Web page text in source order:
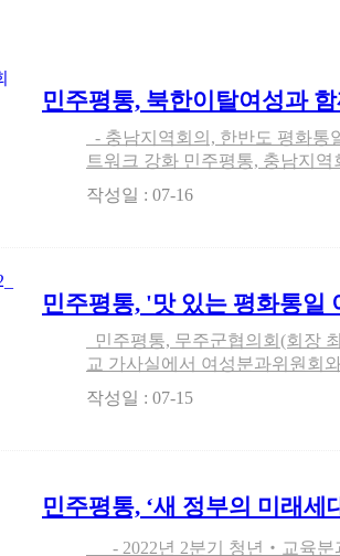
민주평통, 북한이탈여성과
마당」개최
트워크 강화 민주평통, 충남지
(위원장 이화선)는 6월 22일 오
성위원, 북한이탈주민, 지역주
작성일 : 07-16
민주평통, '맛 있는 평화통일
민주평통, 무주군협의회(회장
교 가사실에서 여성분과위원회
대상으로 북한음식 강연과 북
기'를 개최했다. 김숙자 여성
작성일 : 07-15
민주평통, ‘새 정부의 미래
안’ 논의